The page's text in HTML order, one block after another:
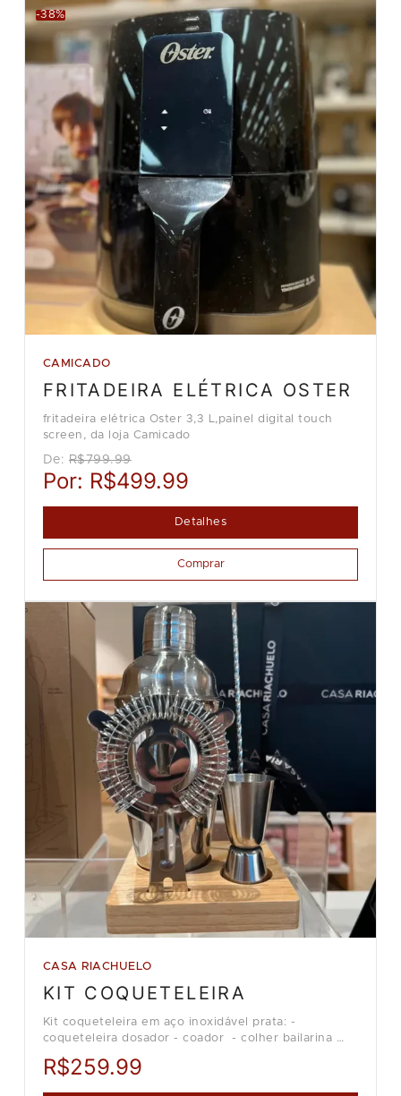
-38%
CAMICADO
FRITADEIRA ELÉTRICA OSTER
fritadeira elétrica Oster 3,3 L,painel digital touch
screen, da loja Camicado
De: R$799.99
Por: R$499.99
Detalhes
Comprar
CASA RIACHUELO
KIT COQUETELEIRA
Kit coqueteleira em aço inoxidável prata: -
coqueteleira dosador - coador - colher bailarina
Loja Casa Riachuelo.
R$259.99